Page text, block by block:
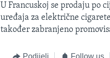
U Francuskoj se prodaju po
uređaja za električne
također zabranjeno
Podijeli Follow us